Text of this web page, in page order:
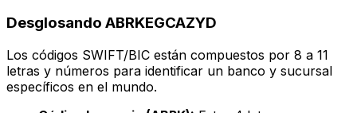
Desglosando ABRKEGCAZYD
Los códigos SWIFT/BIC están compuestos por 8 a 11
letras y números para identificar un banco y sucursal
específicos en el mundo.